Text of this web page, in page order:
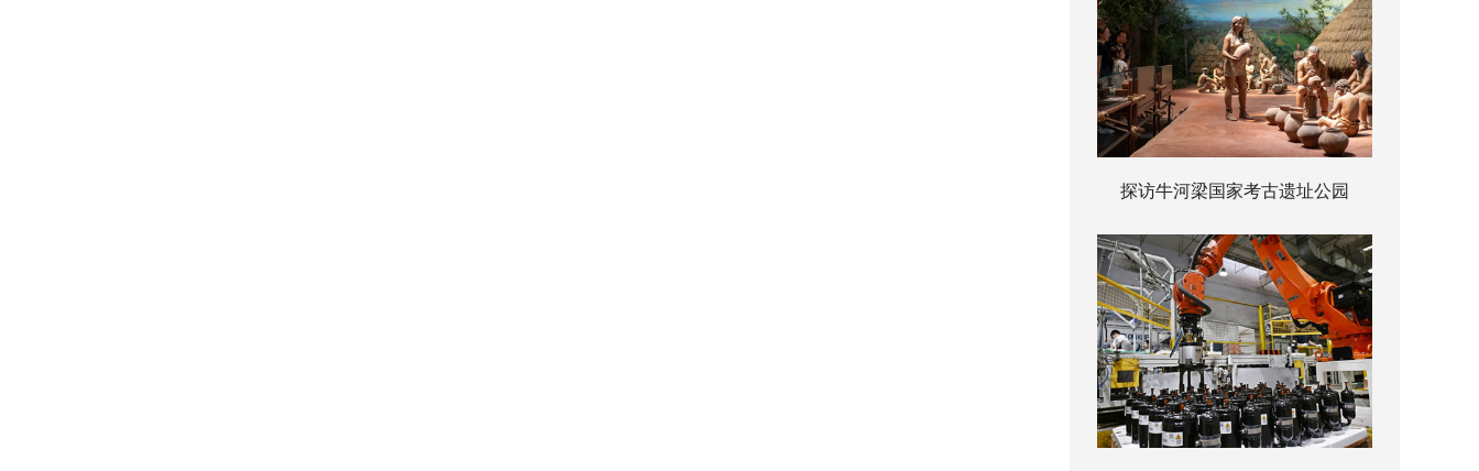
探访牛河梁国家考古遗址公园